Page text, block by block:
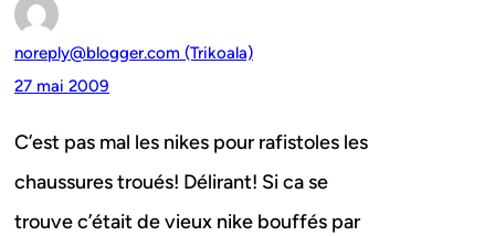
noreply@blogger.com (Trikoala)
27 mai 2009
C’est pas mal les nikes pour rafistoles les
chaussures troués! Délirant! Si ca se
trouve c’était de vieux nike bouffés par